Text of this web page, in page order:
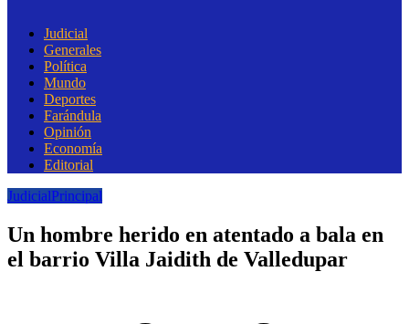
Judicial
Generales
Política
Mundo
Deportes
Farándula
Opinión
Economía
Editorial
JudicialPrincipal
Un hombre herido en atentado a bala en
el barrio Villa Jaidith de Valledupar